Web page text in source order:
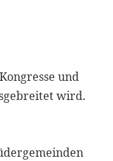
und
wird.